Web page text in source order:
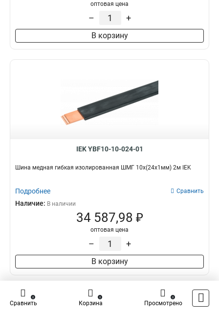
оптовая цена
– +
В корзину
IEK YBF10-10-024-01
Шина медная гибкая изолированная ШМГ 10x(24x1мм) 2м IEK
Подробнее Сравнить
Наличие: В наличии
34 587,98 ₽
оптовая цена
– +
В корзину
Сравнить
0
Корзина
0
Просмотрено
0